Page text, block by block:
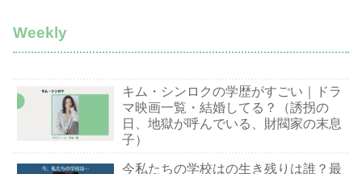
Weekly
キム・シンロクの学歴がすごい｜ドラ
マ映画一覧・結婚してる？（誘拐の
日、地獄が呼んでいる、財閥家の末息
子）
今私たちの学校はの生き残りは誰？最